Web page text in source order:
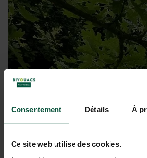
Consentement Détails À
Ce site web utilise des cookies.